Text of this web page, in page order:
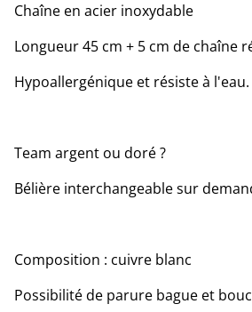
Chaîne en acier inoxydable
Longueur 45 cm + 5 cm de chaîne
Hypoallergénique et résiste à l'eau.
Team argent ou doré ?
Bélière interchangeable sur
Composition : cuivre blanc
Possibilité de parure bague et